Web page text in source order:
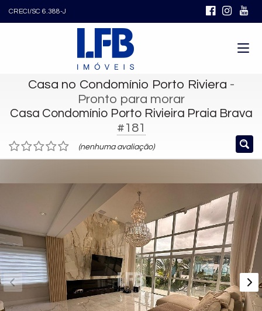
CRECI/SC 6.388-J
Casa no Condomínio Porto Riviera -
Pronto para morar
Casa Condomínio Porto Rivieira Praia Brava
#181
(nenhuma avaliação)